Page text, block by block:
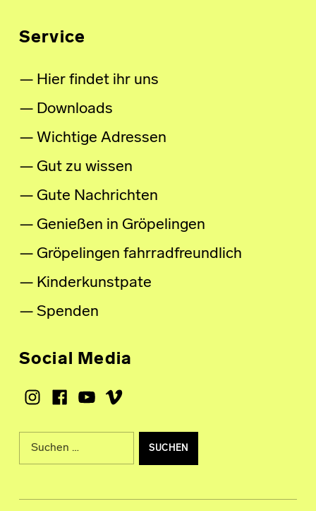
Service
Hier findet ihr uns
Downloads
Wichtige Adressen
Gut zu wissen
Gute Nachrichten
Genießen in Gröpelingen
Gröpelingen fahrradfreundlich
Kinderkunstpate
Spenden
Social Media
Instagram
Facebook
Youtube
Vimeo
Suche nach: